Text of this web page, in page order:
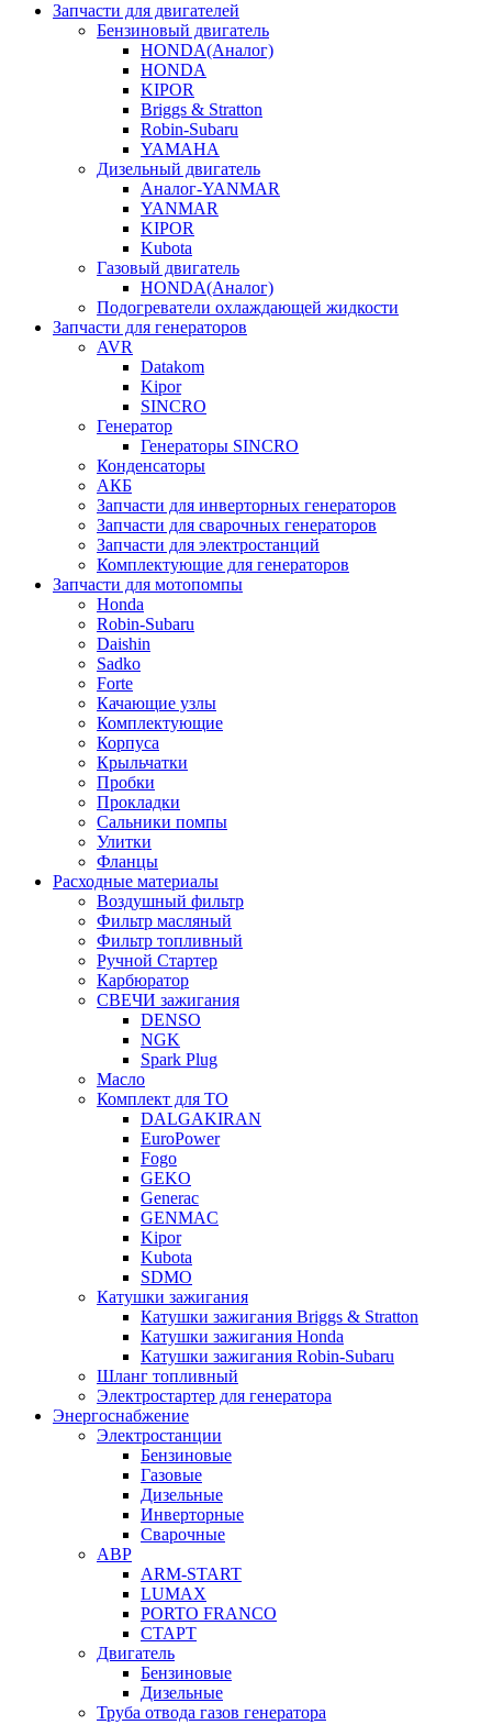
Запчасти для двигателей
Бензиновый двигатель
HONDA(Aналог)
HONDA
KIPOR
Briggs & Stratton
Robin-Subaru
YAMAHA
Дизельный двигатель
Аналог-YANMAR
YANMAR
KIPOR
Kubota
Газовый двигатель
HONDA(Aналог)
Подогреватели охлаждающей жидкости
Запчасти для генераторов
AVR
Datakom
Kipor
SINCRO
Генератор
Генераторы SINCRO
Конденсаторы
АКБ
Запчасти для инверторных генераторов
Запчасти для сварочных генераторов
Запчасти для электростанций
Комплектующие для генераторов
Запчасти для мотопомпы
Honda
Robin-Subaru
Daishin
Sadko
Forte
Качающие узлы
Комплектующие
Корпуса
Крыльчатки
Пробки
Прокладки
Сальники помпы
Улитки
Фланцы
Расходные материалы
Воздушный фильтр
Фильтр масляный
Фильтр топливный
Ручной Стартер
Карбюратор
СВЕЧИ зажигания
DENSO
NGK
Spark Plug
Масло
Комплект для ТО
DALGAKIRAN
EuroPower
Fogo
GEKO
Generac
GENMAC
Kipor
Kubota
SDMO
Катушки зажигания
Катушки зажигания Briggs & Stratton
Катушки зажигания Honda
Катушки зажигания Robin-Subaru
Шланг топливный
Электростартер для генератора
Энергоснабжение
Электростанции
Бензиновые
Газовые
Дизельные
Инверторные
Сварочные
АВР
ARM-START
LUMAX
PORTO FRANCO
СТАРТ
Двигатель
Бензиновые
Дизельные
Труба отвода газов генератора